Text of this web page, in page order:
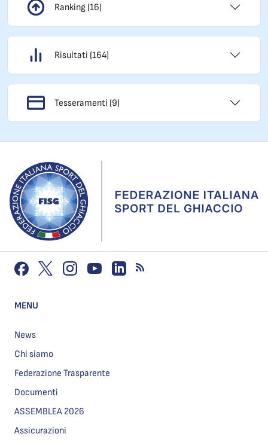
Ranking (16)
Risultati (164)
Tesseramenti (9)
MENU
News
Chi siamo
Federazione Trasparente
Documenti
ASSEMBLEA 2026
Assicurazioni